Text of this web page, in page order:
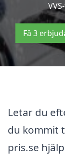
Få 3
Letar du
du kommit
pris.se